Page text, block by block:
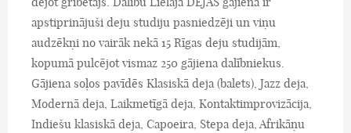
apstiprinājuši deju studiju pasniedzēji un viņu
audzēkņi no vairāk nekā 15 Rīgas deju studijām,
kopumā pulcējot vismaz 250 gājiena dalībniekus.
Gājiena soļos pavīdēs Klasiskā deja (balets), Jazz deja,
Modernā deja, Laikmetīgā deja, Kontaktimprovizācija,
Indiešu klasiskā deja, Capoeira, Stepa deja, Afrikāņu